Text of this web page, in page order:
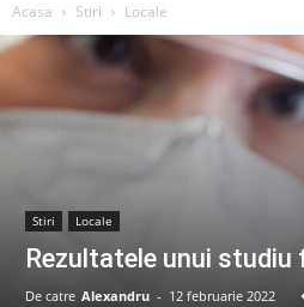
Acasa Stiri Locale
Stiri Locale
Rezultatele unui studiu
De catre Alexandru - 12 februarie 2022